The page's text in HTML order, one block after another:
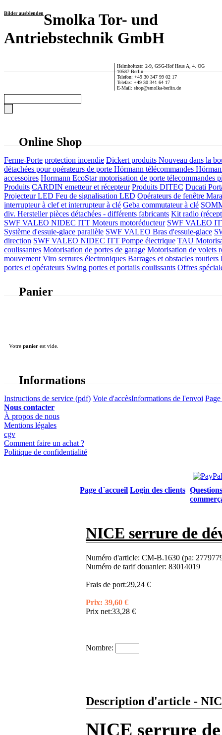
Bilder ausblendenSmolka Tor- und
Antriebstechnik GmbH
Helmholtzstr. 2-9, GSG-Hof Haus A, 4. OG
10587 Berlin
Telefon: +49 30 347 99 02 17
Telefax: +49 30 341 64 17
E-Mail: shop@smolka-berlin.de
Online Shop
Ferme-Porte protection incendie Dickert produits Nouveau dans la
détachées pour opérateurs de porte Hörmann télécommandes
accessoires Hormann EcoStar motorisation de porte télecommandes
Produits CARDIN emetteur et récepteur Produits DITEC Ducati
Projecteur LED Feu de signalisation LED Opérateurs de fenêtre
interrupteur à clef et interrupteur à clé Geba commutateur à clé
div. Herstellerpièces détachées - différents fabricants Kit radio
SWF VALEO NIDEC ITT Moteurs motoréducteur SWF VALEO
Système d'essuie-glace parallèle SWF VALEO Bras d'essuie-glace
direction SWF VALEO NIDEC ITT Pompe électrique TAU
coulissantes Motorisation de portes de garage Motorisation de volets
mouvement Viro serrures électroniques Barrages et obstacles routiers
portes et opérateurs Swing portes et portails coulissants Offres
Panier
Votre panier est vide.
Informations
Instructions de service (pdf) Voie d'accèsInformations de l'envoi
Nous contacter
À propos de nous
Mentions légales
cgv
Comment faire un achat ?
Politique de confidentialité
Page d´accueil Login des clients
NICE serrure de
Numéro d'article: CM-B.1630 (pa:
Numéro de tarif douanier: 83014019
Frais de port:29,24 €
Prix: 39,60 €
Prix net:33,28 €
Nombre:
Description d'article -
NICE serrure